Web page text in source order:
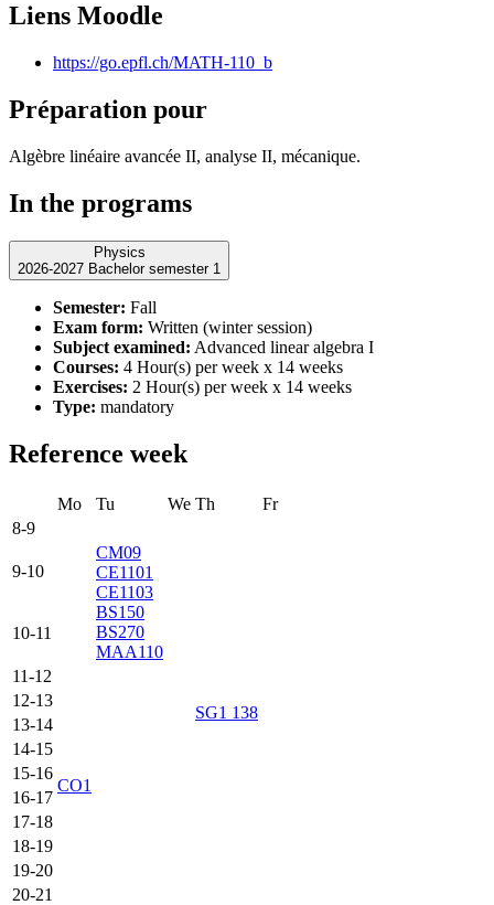
Liens Moodle
https://go.epfl.ch/MATH-110_b
Préparation pour
Algèbre linéaire avancée II, analyse II, mécanique.
In the programs
Physics
2026-2027 Bachelor semester 1
Semester: Fall
Exam form: Written (winter session)
Subject examined: Advanced linear algebra I
Courses: 4 Hour(s) per week x 14 weeks
Exercises: 2 Hour(s) per week x 14 weeks
Type: mandatory
Reference week
Mo Tu We Th
Fr
8-9
9-10
CM09
CE1101
CE1103
BS150
BS270
MAA110
10-11
11-12
12-13
SG1 138
13-14
14-15
15-16
CO1
16-17
17-18
18-19
19-20
20-21